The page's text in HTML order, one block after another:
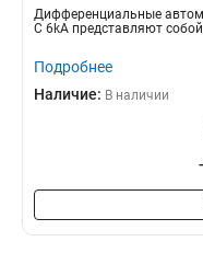
Дифференциальные
С 6kA представляют
Подробнее
Наличие: В наличии